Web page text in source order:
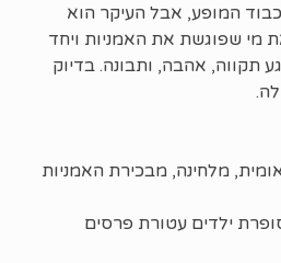
המופע, אבל העיקר הוא
שפוגשת את האמניות ויחד
תקווה, אהבה, ותבונה. בדיוק
מלחינה, מבכירת האמניות
ילדים עטורת פרסים